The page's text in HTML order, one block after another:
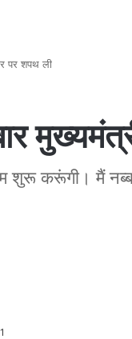
पर शपथ ली
करूंगी। मैं